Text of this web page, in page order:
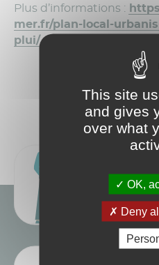
Plus d’informations :
mer.fr/plan-local-
plui/
This site
and gives
over what
OK,
Deny